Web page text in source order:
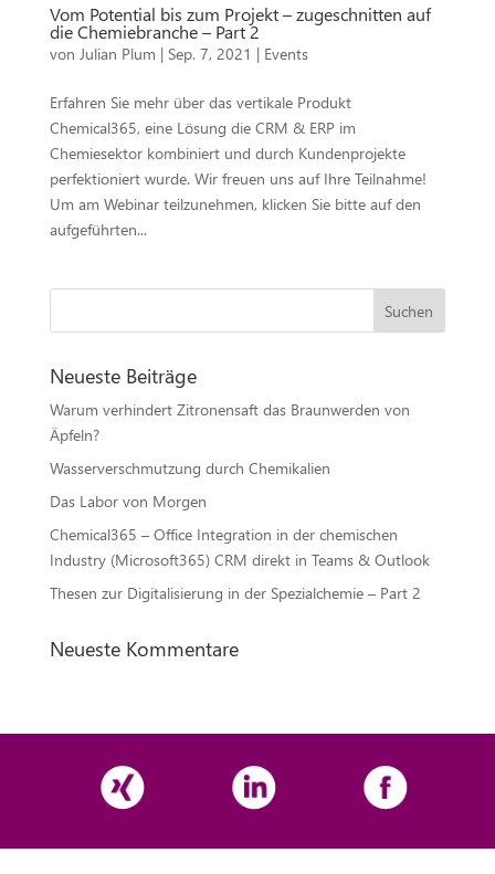
Vom Potential bis zum Projekt – zugeschnitten auf
die Chemiebranche – Part 2
von Julian Plum | Sep. 7, 2021 | Events
Erfahren Sie mehr über das vertikale Produkt
Chemical365, eine Lösung die CRM & ERP im
Chemiesektor kombiniert und durch Kundenprojekte
perfektioniert wurde. Wir freuen uns auf Ihre Teilnahme!
Um am Webinar teilzunehmen, klicken Sie bitte auf den
aufgeführten...
Neueste Beiträge
Warum verhindert Zitronensaft das Braunwerden von
Äpfeln?
Wasserverschmutzung durch Chemikalien
Das Labor von Morgen
Chemical365 – Office Integration in der chemischen
Industry (Microsoft365) CRM direkt in Teams & Outlook
Thesen zur Digitalisierung in der Spezialchemie – Part 2
Neueste Kommentare